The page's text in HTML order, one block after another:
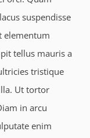
suspendisse
elementum
tellus mauris a
tristique
Ut tortor
in arcu
enim